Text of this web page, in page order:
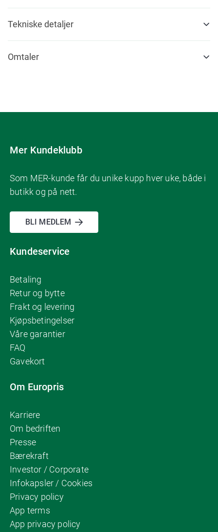
Tekniske detaljer
Omtaler
Mer Kundeklubb
Som MER-kunde får du unike kupp hver uke, både i
butikk og på nett.
BLI MEDLEM
Kundeservice
Betaling
Retur og bytte
Frakt og levering
Kjøpsbetingelser
Våre garantier
FAQ
Gavekort
Om Europris
Karriere
Om bedriften
Presse
Bærekraft
Investor / Corporate
Infokapsler / Cookies
Privacy policy
App terms
App privacy policy